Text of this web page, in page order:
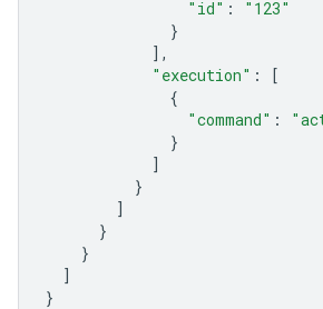
"id" :
"123"
}
],
"execution" :
[
{
"command" :
}
]
}
]
}
}
]
}